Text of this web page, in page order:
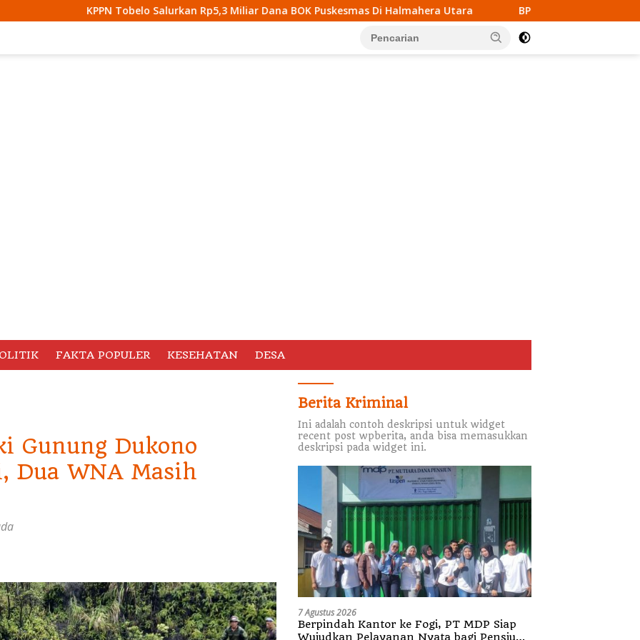
Tobelo Salurkan Rp5,3 Miliar Dana BOK Puskesmas Di Halmahera Utara BPD Atubul Dol Kepulauan Tanimbar Gelar
FAKTA POPULER KESEHATAN DESA
Gunung Dukono
Dua WNA Masih
Berita Kriminal
Ini adalah contoh deskripsi untuk widget
recent post wpberita, anda bisa memasukkan
deskripsi pada widget ini.
7 Agustus 2026
Berpindah Kantor ke Fogi, PT MDP Siap
Wujudkan Pelayanan Nyata bagi Pensiun